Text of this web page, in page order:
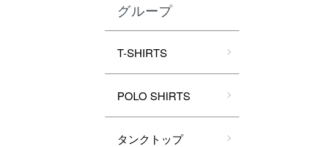
グループ
T-SHIRTS
POLO SHIRTS
タンクトップ